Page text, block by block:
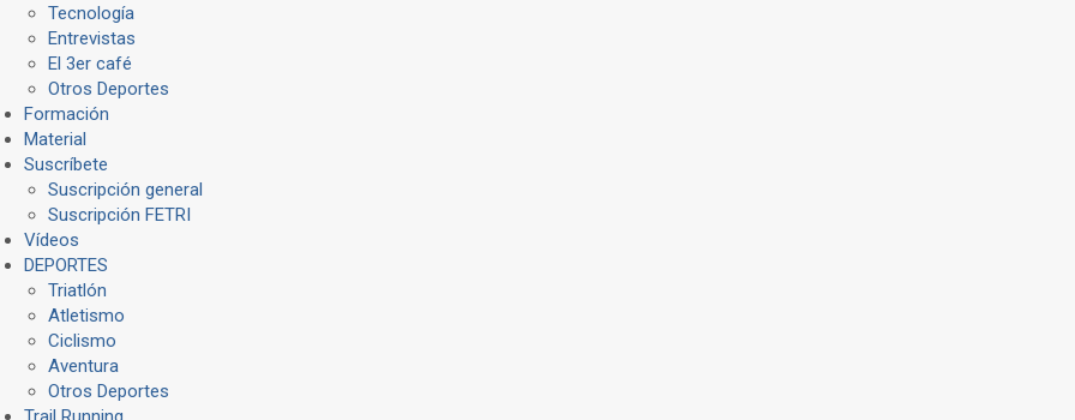
Tecnología
Entrevistas
El 3er café
Otros Deportes
Formación
Material
Suscríbete
Suscripción general
Suscripción FETRI
Vídeos
DEPORTES
Triatlón
Atletismo
Ciclismo
Aventura
Otros Deportes